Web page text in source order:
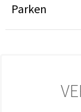
Parken